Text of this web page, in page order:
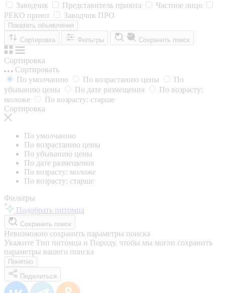
Заводчик
Представитель приюта
Частное лицо
РЕКО приют
Заводчик ПРО
Показать объявления
Сортировка
Фильтры Сохранить поиск
Сортировка
Сортировать
По умолчанию
По возрастанию цены
По
убыванию цены
По дате размещения
По возрасту:
моложе
По возрасту: старше
Сортировка
По умолчанию
По возрастанию цены
По убыванию цены
По дате размещения
По возрасту: моложе
По возрасту: старше
Фильтры
Подобрать питомца
Сохранить поиск
Невозможно сохранить параметры поиска
Укажите Тип питомца и Породу, чтобы мы могли сохранить
параметры вашего поиска
Понятно
Поделиться